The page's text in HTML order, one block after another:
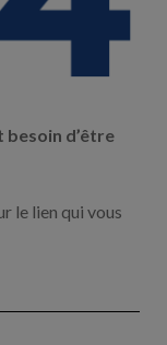
besoin d’être
le lien qui vous